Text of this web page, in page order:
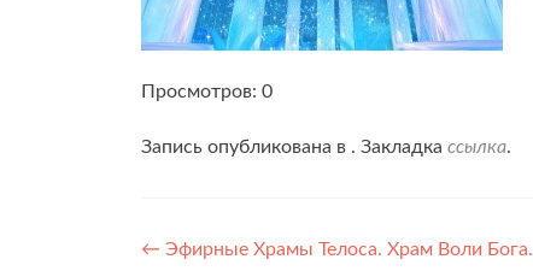
Просмотров: 0
Запись опубликована в . Закладка ссылка.
Навигация
← Эфирные Храмы Телоса. Храм Воли Бога.